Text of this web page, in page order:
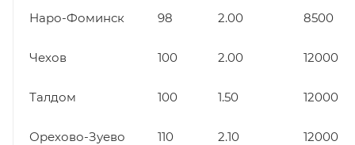
Наро-Фоминск 98 2.00 8500
Чехов 100 2.00 12000
Талдом 100 1.50 12000
Орехово-Зуево 110 2.10 12000